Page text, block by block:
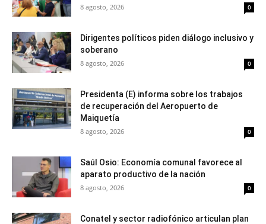
8 agosto, 2026 0
Dirigentes políticos piden diálogo inclusivo y
soberano
8 agosto, 2026 0
Presidenta (E) informa sobre los trabajos
de recuperación del Aeropuerto de
Maiquetía
8 agosto, 2026 0
Saúl Osio: Economía comunal favorece al
aparato productivo de la nación
8 agosto, 2026 0
Conatel y sector radiofónico articulan plan